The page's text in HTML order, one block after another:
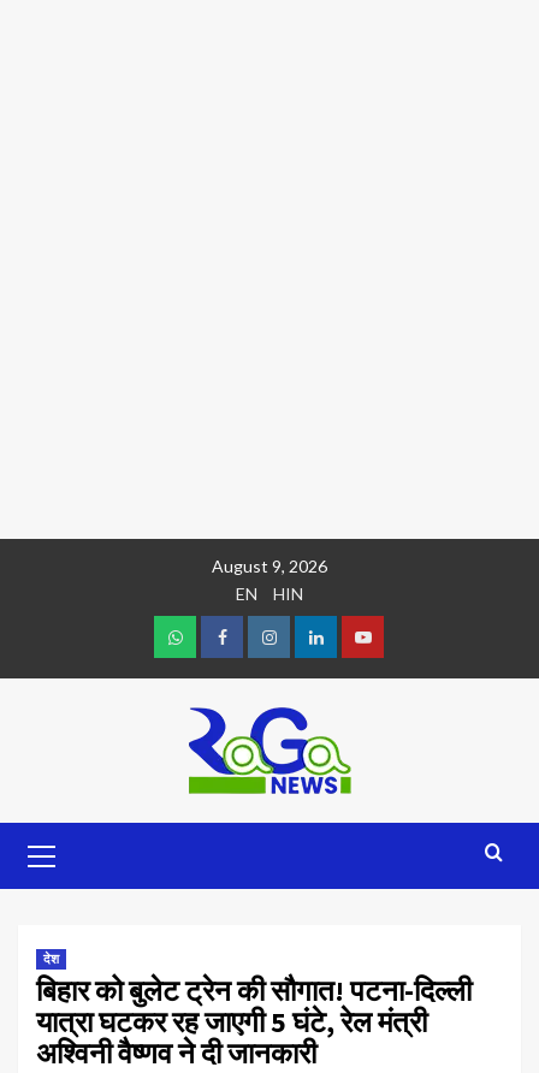
August 9, 2026
EN
HIN
देश
बिहार को बुलेट ट्रेन की सौगात! पटना-दिल्ली
यात्रा घटकर रह जाएगी 5 घंटे, रेल मंत्री
अश्विनी वैष्णव ने दी जानकारी